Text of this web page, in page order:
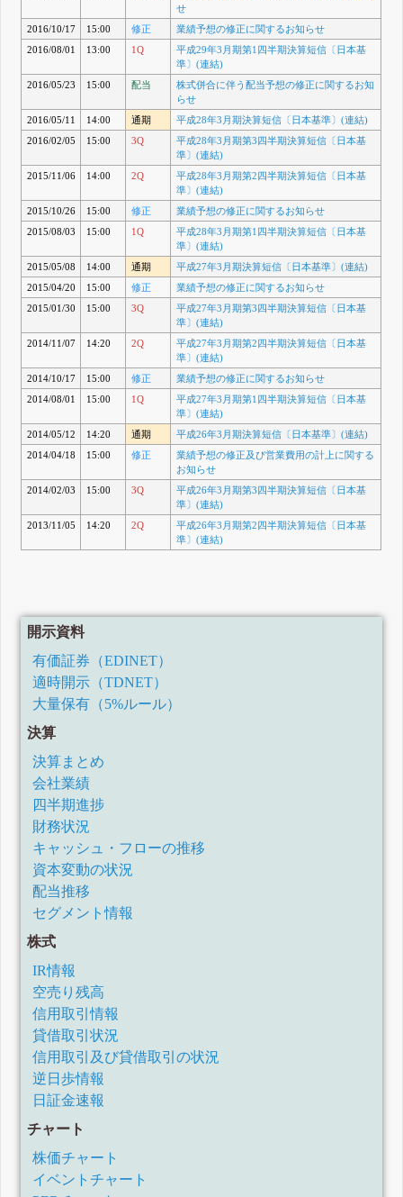
せ
2016/10/17
15:00 修正
業績予想の修正に関するお知らせ
2016/08/01
13:00 1Q
平成29年3月期第1四半期決算短信〔日本基
準〕(連結)
2016/05/23
15:00 配当
株式併合に伴う配当予想の修正に関するお知
らせ
2016/05/11
14:00 通期
平成28年3月期決算短信〔日本基準〕(連結)
2016/02/05
15:00 3Q
平成28年3月期第3四半期決算短信〔日本基
準〕(連結)
2015/11/06
14:00 2Q
平成28年3月期第2四半期決算短信〔日本基
準〕(連結)
2015/10/26
15:00 修正
業績予想の修正に関するお知らせ
2015/08/03
15:00 1Q
平成28年3月期第1四半期決算短信〔日本基
準〕(連結)
2015/05/08
14:00 通期
平成27年3月期決算短信〔日本基準〕(連結)
2015/04/20
15:00 修正
業績予想の修正に関するお知らせ
2015/01/30
15:00 3Q
平成27年3月期第3四半期決算短信〔日本基
準〕(連結)
2014/11/07
14:20 2Q
平成27年3月期第2四半期決算短信〔日本基
準〕(連結)
2014/10/17
15:00 修正
業績予想の修正に関するお知らせ
2014/08/01
15:00 1Q
平成27年3月期第1四半期決算短信〔日本基
準〕(連結)
2014/05/12
14:20 通期
平成26年3月期決算短信〔日本基準〕(連結)
2014/04/18
15:00 修正
業績予想の修正及び営業費用の計上に関する
お知らせ
2014/02/03
15:00 3Q
平成26年3月期第3四半期決算短信〔日本基
準〕(連結)
2013/11/05
14:20 2Q
平成26年3月期第2四半期決算短信〔日本基
準〕(連結)
開示資料
有価証券（EDINET）
適時開示（TDNET）
大量保有（5%ルール）
決算
決算まとめ
会社業績
四半期進捗
財務状況
キャッシュ・フローの推移
資本変動の状況
配当推移
セグメント情報
株式
IR情報
空売り残高
信用取引情報
貸借取引状況
信用取引及び貸借取引の状況
逆日歩情報
日証金速報
チャート
株価チャート
イベントチャート